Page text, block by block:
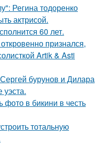
Регина тодоренко
актрисой.
60 лет.
признался,
Artik & Asti
бурунов и Дилара
уэста.
в бикини в честь
тотальную